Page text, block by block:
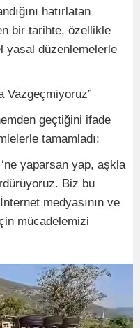
hatırlatan
bir tarihte, özellikle
yasal düzenlemelerle
Vazgeçmiyoruz”
geçtiğini ifade
tamamladı:
yaparsan yap, aşkla
Biz bu
medyasının ve
mücadelemizi